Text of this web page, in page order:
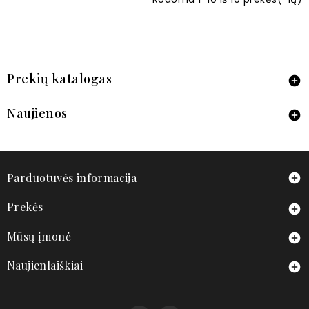
Prekių katalogas 
Naujienos 
Parduotuvės informacija 
Prekės 
Mūsų įmonė 
Naujienlaiškiai 